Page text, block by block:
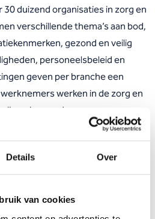
Details Over
van cookies
duizend organisaties in zorg en
verschillende thema’s aan bod,
gezond en veilig
personeelsbeleid en
geven per branche een
werken in de zorg en
gebaseerd op een respons
3.800 organisaties.